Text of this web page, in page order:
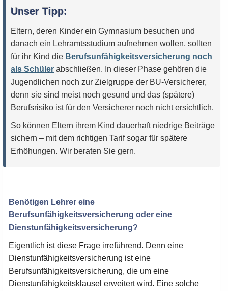
Unser Tipp:
Eltern, deren Kinder ein Gymnasium besuchen und
danach ein Lehramtsstudium aufnehmen wollen, sollten
für ihr Kind die Berufsunfähigkeitsversicherung noch
als Schüler abschließen. In dieser Phase gehören die
Jugendlichen noch zur Zielgruppe der BU-Versicherer,
denn sie sind meist noch gesund und das (spätere)
Berufsrisiko ist für den Versicherer noch nicht ersichtlich.
So können Eltern ihrem Kind dauerhaft niedrige Beiträge
sichern – mit dem richtigen Tarif sogar für spätere
Erhöhungen. Wir beraten Sie gern.
Benötigen Lehrer eine
Berufsunfähigkeitsversicherung oder eine
Dienstunfähigkeitsversicherung?
Eigentlich ist diese Frage irreführend. Denn eine
Dienstunfähigkeitsversicherung ist eine
Berufsunfähigkeitsversicherung, die um eine
Dienstunfähigkeitsklausel erweitert wird. Eine solche